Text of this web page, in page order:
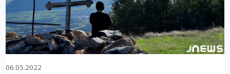
06.05.2022